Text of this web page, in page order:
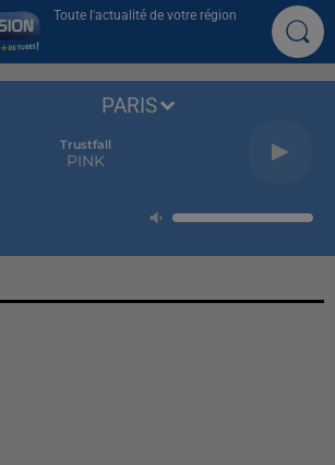
Toute l'actualité de votre région
Trustfall
PINK
PARIS